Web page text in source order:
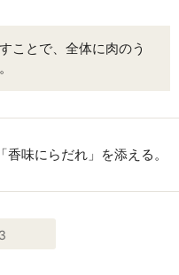
ことで、全体に肉のう
香味にらだれ」を添える。